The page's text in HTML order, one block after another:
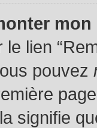
le lien
pouvez
signifie